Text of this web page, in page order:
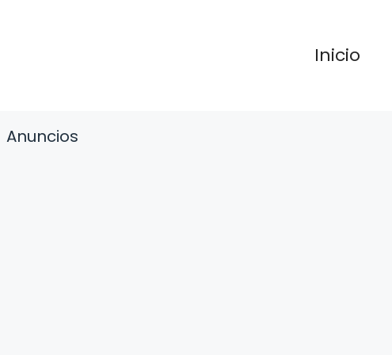
Inicio
Anuncios